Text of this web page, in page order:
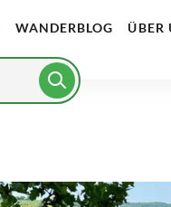
WANDERBLOG ÜBER